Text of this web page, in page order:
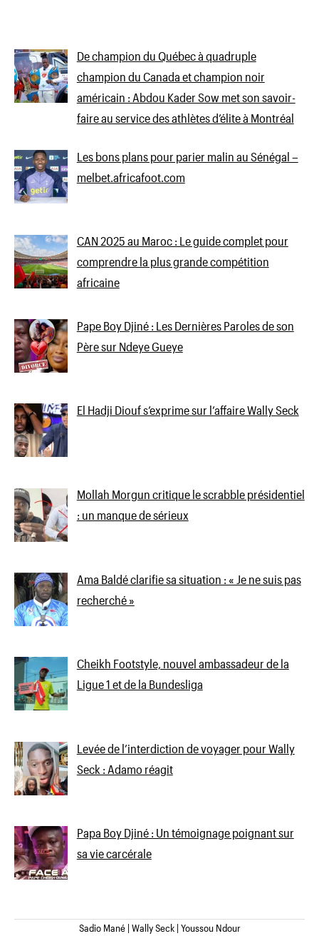
De champion du Québec à quadruple
champion du Canada et champion noir
américain : Abdou Kader Sow met son savoir-
faire au service des athlètes d’élite à Montréal
Les bons plans pour parier malin au Sénégal –
melbet.africafoot.com
CAN 2025 au Maroc : Le guide complet pour
comprendre la plus grande compétition
africaine
Pape Boy Djiné : Les Dernières Paroles de son
Père sur Ndeye Gueye
El Hadji Diouf s’exprime sur l’affaire Wally Seck
Mollah Morgun critique le scrabble présidentiel
: un manque de sérieux
Ama Baldé clarifie sa situation : « Je ne suis pas
recherché »
Cheikh Footstyle, nouvel ambassadeur de la
Ligue 1 et de la Bundesliga
Levée de l’interdiction de voyager pour Wally
Seck : Adamo réagit
Papa Boy Djiné : Un témoignage poignant sur
sa vie carcérale
Sadio Mané | Wally Seck | Youssou Ndour